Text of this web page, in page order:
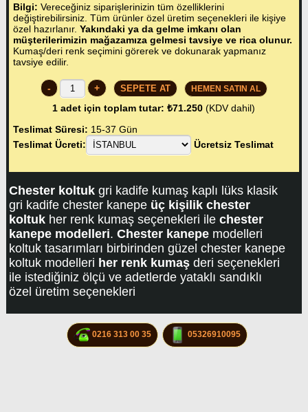
Bilgi: Vereceğiniz siparişlerinizin tüm özelliklerini
değiştirebilirsiniz. Tüm ürünler özel üretim seçenekleri ile kişiye
özel hazırlanır.Yakındaki ya da gelme imkanı olan
müşterilerimizin mağazamıza gelmesi tavsiye ve rica olunur.
Kumaş/deri renk seçimini görerek ve dokunarak yapmanız
tavsiye edilir.
- + HEMEN SATIN AL
1 adet için toplam tutar:₺71.250 (KDV dahil)
Teslimat Süresi: 15-37 Gün
Teslimat Ücreti:
Ücretsiz Teslimat
Chester koltuk gri kadife kumaş kaplı lüks klasik
gri kadife chester kanepe üç kişilik chester
koltuk her renk kumaş seçenekleri ilechester
kanepe modelleri.Chester kanepe modelleri
koltuk tasarımları birbirinden güzel chester kanepe
koltuk modelleri her renk kumaş deri seçenekleri
ile istediğiniz ölçü ve adetlerde yataklı sandıklı
özel üretim seçenekleri
0216 313 00 35 05326910095